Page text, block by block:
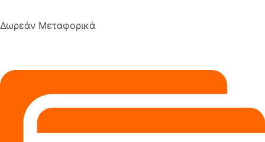
Δωρεάν Μεταφορικά